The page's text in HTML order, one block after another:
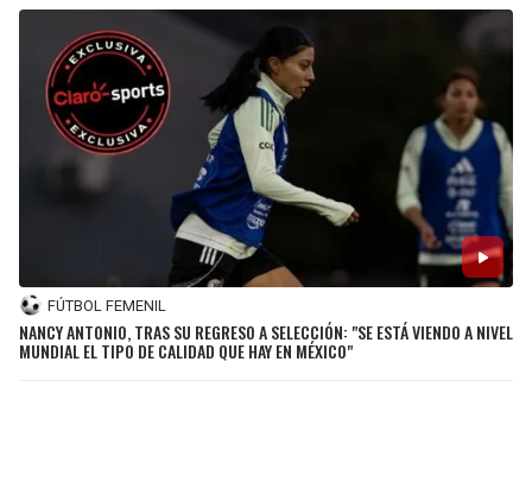
FÚTBOL FEMENIL
NANCY ANTONIO, TRAS SU REGRESO A SELECCIÓN: "SE ESTÁ VIENDO A NIVEL
MUNDIAL EL TIPO DE CALIDAD QUE HAY EN MÉXICO"